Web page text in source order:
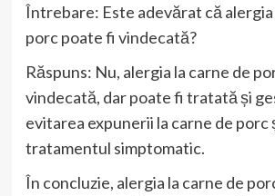
Întrebare: Este adevărat că alergia
porc poate fi vindecată?
Răspuns: Nu, alergia la carne de
vindecată, dar poate fi tratată și
evitarea expunerii la carne de porc
tratamentul simptomatic.
În concluzie, alergia la carne de